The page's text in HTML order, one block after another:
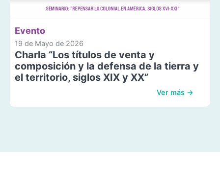
Evento
19 de Mayo de 2026
Charla “Los títulos de venta y
composición y la defensa de la tierra y
el territorio, siglos XIX y XX”
Ver más →